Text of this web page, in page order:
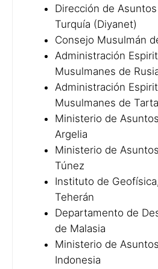
Dirección de
Turquía (Diyanet)
Consejo Musulmán
Administración
Musulmanes de
Administración
Musulmanes de
Ministerio de
Argelia
Ministerio de
Túnez
Instituto de
Teherán
Departamento de
de Malasia
Ministerio de
Indonesia